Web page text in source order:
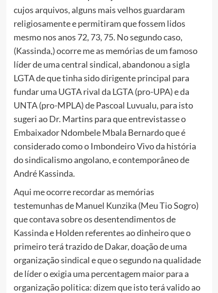
cujos arquivos, alguns mais velhos guardaram
religiosamente e permitiram que fossem lidos
mesmo nos anos 72, 73, 75. No segundo caso,
(Kassinda,) ocorre me as memórias de um famoso
líder de uma central sindical, abandonou a sigla
LGTA de que tinha sido dirigente principal para
fundar uma UGTA rival da LGTA (pro-UPA) e da
UNTA (pro-MPLA) de Pascoal Luvualu, para isto
sugeri ao Dr. Martins para que entrevistasse o
Embaixador Ndombele Mbala Bernardo que é
considerado como o Imbondeiro Vivo da história
do sindicalismo angolano, e contemporâneo de
André Kassinda.
Aqui me ocorre recordar as memórias
testemunhas de Manuel Kunzika (Meu Tio Sogro)
que contava sobre os desentendimentos de
Kassinda e Holden referentes ao dinheiro que o
primeiro terá trazido de Dakar, doação de uma
organização sindical e que o segundo na qualidade
de líder o exigia uma percentagem maior para a
organização politica: dizem que isto terá valido ao